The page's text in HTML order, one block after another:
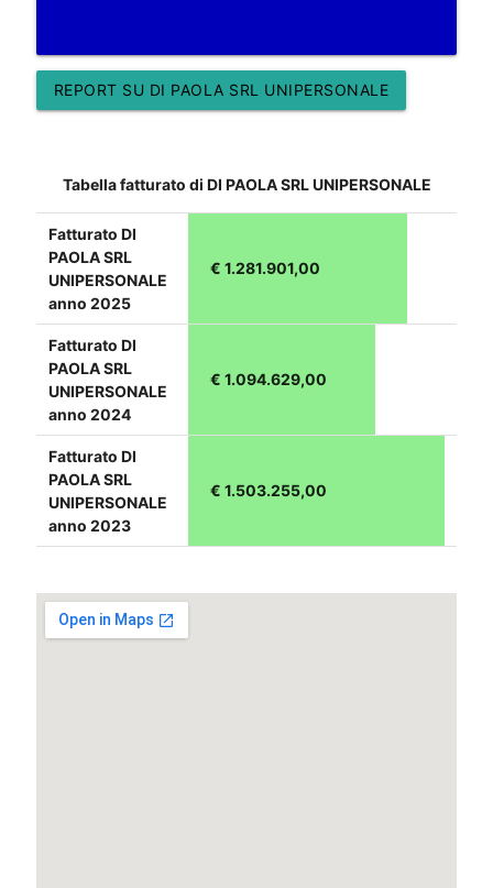
REPORT SU DI PAOLA SRL UNIPERSONALE
Tabella fatturato di DI PAOLA SRL UNIPERSONALE
Fatturato DI
PAOLA SRL
UNIPERSONALE
anno 2025
€ 1.281.901,00
Fatturato DI
PAOLA SRL
UNIPERSONALE
anno 2024
€ 1.094.629,00
Fatturato DI
PAOLA SRL
UNIPERSONALE
anno 2023
€ 1.503.255,00